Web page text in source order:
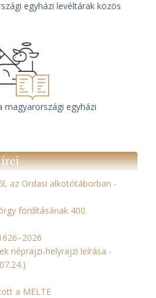
egyházi levéltárak közös
magyarországi egyházi
az Ordasi alkotótáborban -
fordításának 400.
néprajzi-helyrajzi leírása -
a MELTE